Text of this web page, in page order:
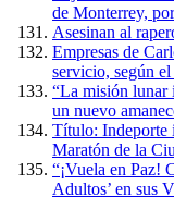
de Monterrey,
Asesinan al
Empresas de
servicio, según
“La misión lunar
un nuevo
Título: Indeporte
Maratón de la
“¡Vuela en Paz!
Adultos’ en sus